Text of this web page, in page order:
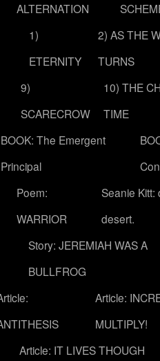
ALTERNATION
1)
ETERNITY
2) AS THE
TURNS
9)
SCARECROW
10) THE
TIME
BOOK: The Emergent
Principal
Poem:
WARRIOR
Seanie Kitt:
desert.
Story: JEREMIAH WAS A
BULLFROG
Article:
MULTIPLY!
Article: IT LIVES THOUGH